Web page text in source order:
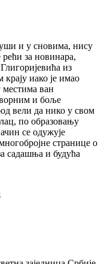
и у сновима, нису
за новинара,
из
иако је имао
ван
и боље
вели да нико у свом
по образовању
се одужује
странице о
садашња и будућа